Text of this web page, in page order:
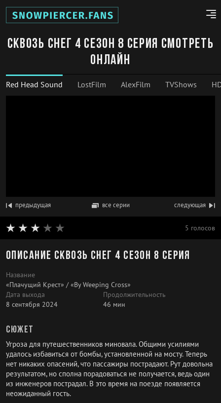
Сквозь снег 4 сезон 8 серия смотреть
онлайн
Red Head Sound LostFilm AlexFilm TVShows
предыдущая все серии следующая
5 голосов
Описание Сквозь снег 4 сезон 8 серия
Название
«Плачущий Крест» / «By Weeping Cross»
Дата выхода
8 сентября 2024
Продолжительность
46 мин
Сюжет
Угроза для путешественников миновала. Общими усилиями
удалось избавиться от бомбы, установленной на мосту. Теперь
нет никаких опасений, что пассажиры пострадают. Рут довольна
результатом, но сполна порадоваться не получается, ведь один
из инженеров пострадал. В это время на поезде появляется
неожиданный гость.